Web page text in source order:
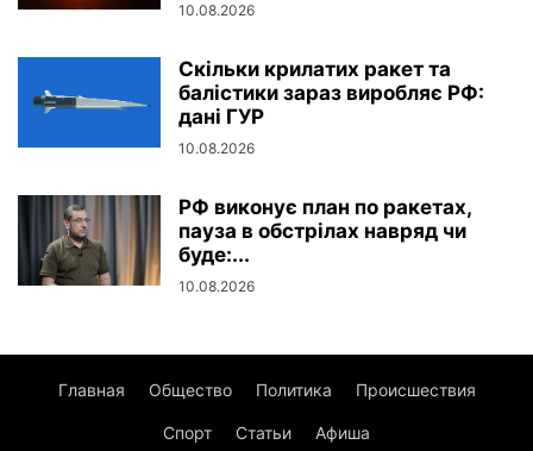
10.08.2026
Скільки крилатих ракет та
балістики зараз виробляє РФ:
дані ГУР
10.08.2026
РФ виконує план по ракетах,
пауза в обстрілах навряд чи
буде:...
10.08.2026
Главная Общество Политика Происшествия
Спорт Статьи Афиша